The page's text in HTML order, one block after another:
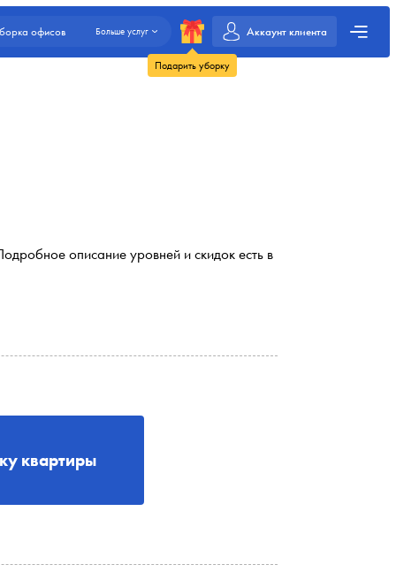
офисов Больше услуг
Подарить уборку
Аккаунт клиента
описание уровней и скидок есть в
квартиры